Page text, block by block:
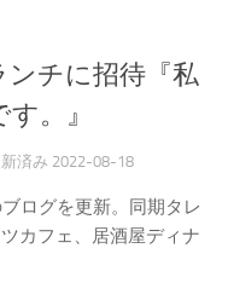
チに招待『私
。』
新済み 2022-08-18
ログを更新。同期タレ
カフェ、居酒屋ディナ